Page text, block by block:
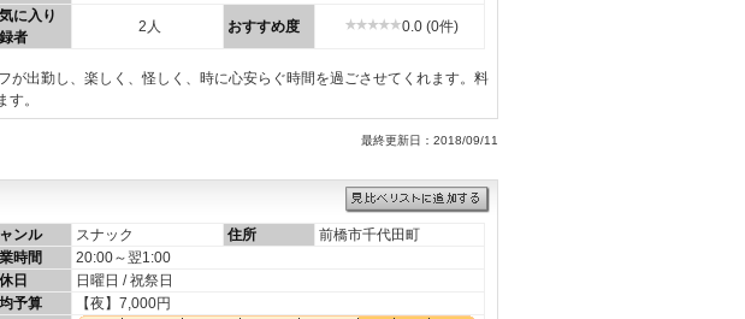
に入り
者
2人 おすすめ度 0.0 (0件)
が出勤し、楽しく、怪しく、時に心安らぐ時間を過ごさせてくれます。料
。
最終更新日：2018/09/11
ンル スナック 住所
前橋市千代田町
時間
20:00～翌1:00
日
日曜日 / 祝祭日
予算
【夜】7,000円